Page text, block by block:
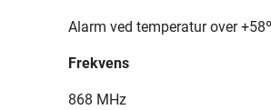
Alarm ved temperatur over
Frekvens
868 MHz